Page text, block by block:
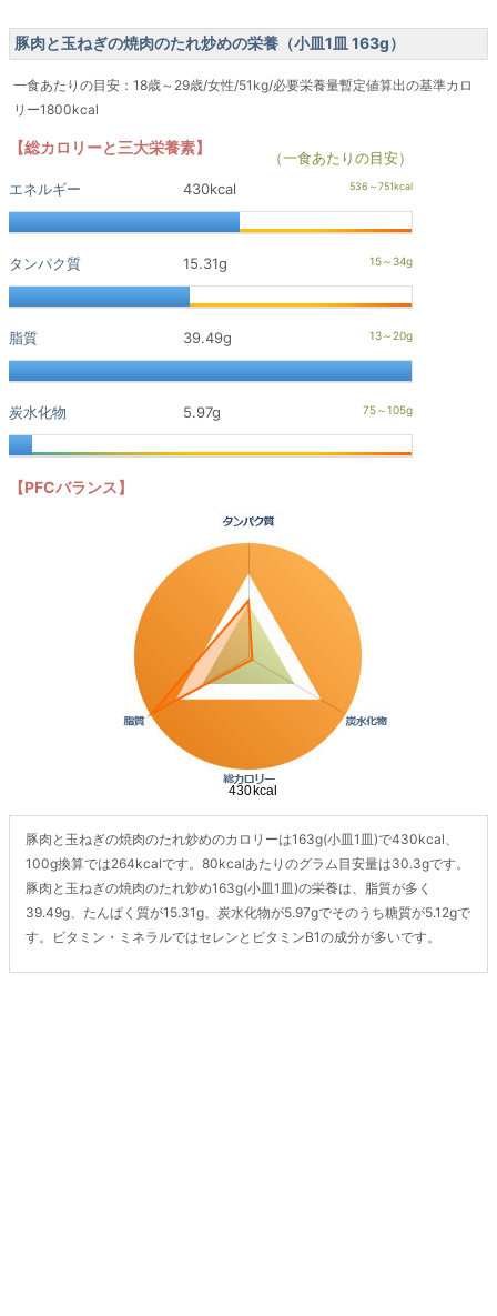
豚肉と玉ねぎの焼肉のたれ炒めの栄養（小皿1皿 163g）
一食あたりの目安：18歳～29歳/女性/51kg/必要栄養量暫定値算出の基準カロ
リー1800kcal
【総カロリーと三大栄養素】
（一食あたりの目安）
エネルギー
430kcal
タンパク質 15.31g
脂質 39.49g
炭水化物 5.97g
【PFCバランス】
豚肉と玉ねぎの焼肉のたれ炒めのカロリーは163g(小皿1皿)で430kcal、
100g換算では264kcalです。80kcalあたりのグラム目安量は30.3gです。
豚肉と玉ねぎの焼肉のたれ炒め163g(小皿1皿)の栄養は、脂質が多く
39.49g、たんぱく質が15.31g、炭水化物が5.97gでそのうち糖質が5.12gで
す。ビタミン・ミネラルではセレンとビタミンB1の成分が多いです。